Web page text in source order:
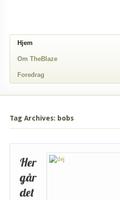
Hjem
Om TheBlaze
Foredrag
Tag Archives: bobs
Her
går
det